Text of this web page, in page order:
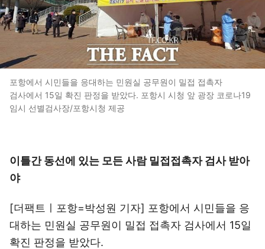
포항에서 시민들을 응대하는 민원실 공무원이 밀접 접촉자
검사에서 15일 확진 판정을 받았다. 포항시 시청 앞 광장 코로나19
임시 선별검사장/포항시청 제공
이틀간 동선에 있는 모든 사람 밀접접촉자 검사 받아
야
[더팩트ㅣ포항=박성원 기자] 포항에서 시민들을 응
대하는 민원실 공무원이 밀접 접촉자 검사에서 15일
확진 판정을 받았다.